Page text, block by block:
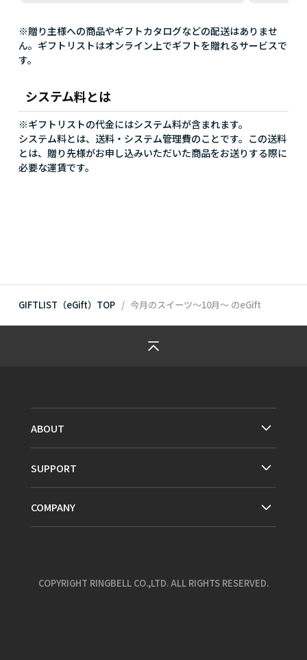
※贈り主様への商品やギフトカタログなどの配送はありませ
ん。ギフトリストはオンライン上でギフトを贈れるサービスで
す。
システム料とは
※ギフトリストの代金にはシステム料が含まれます。
システム料とは、送料・システム管理費のことです。この送料
とは、贈り先様がお申し込みいただいた商品をお送りする際に
必要な運賃です。
GIFTLIST（eGift）TOP 今月のスイーツ～10月～ のeGift
ABOUT
SUPPORT
COMPANY
COPYRIGHT RINGBELL CO.,LTD. ALL RIGHTS RESERVED.